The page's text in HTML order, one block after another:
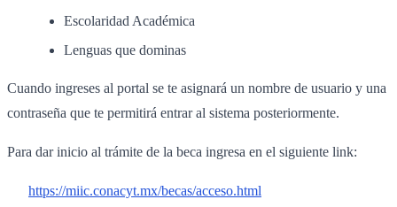
Escolaridad Académica
Lenguas que dominas
Cuando ingreses al portal se te asignará un nombre de usuario y una
contraseña que te permitirá entrar al sistema posteriormente.
Para dar inicio al trámite de la beca ingresa en el siguiente link:
https://miic.conacyt.mx/becas/acceso.html